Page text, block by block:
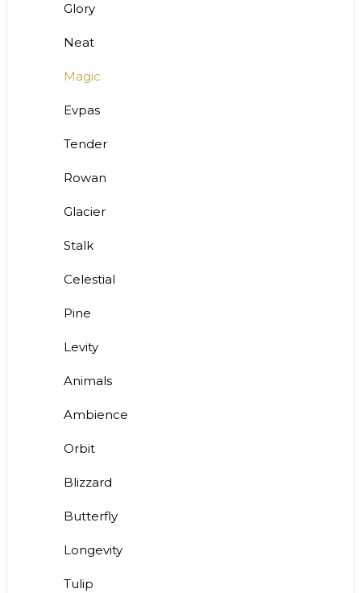
Glory
Neat
Magic
Evpas
Tender
Rowan
Glacier
Stalk
Celestial
Pine
Levity
Animals
Ambience
Orbit
Blizzard
Butterfly
Longevity
Tulip